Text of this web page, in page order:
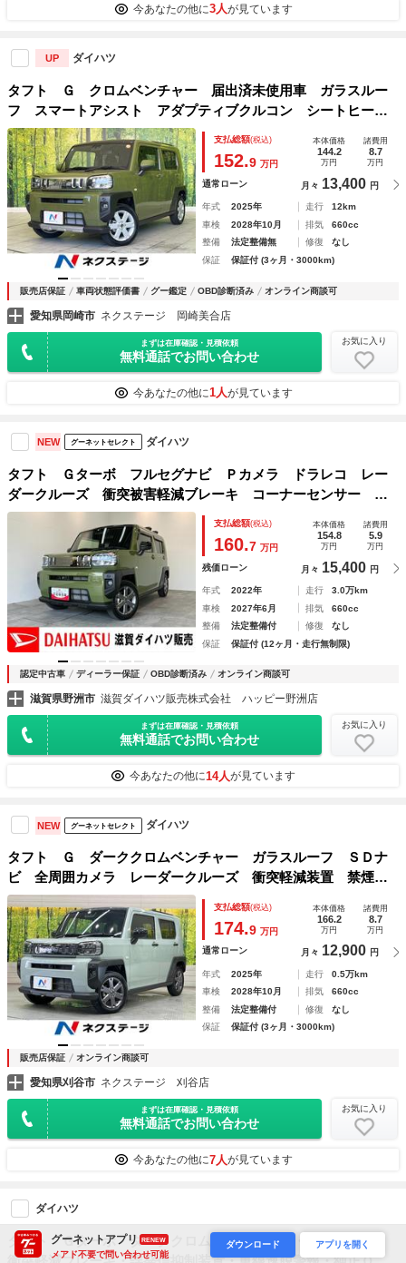
今あなたの他に3人が見ています
UP ダイハツ
タフト Ｇ クロムベンチャー 届出済未使用車 ガラスルー
フ スマートアシスト アダプティブクルコン シートヒータ
ー コーナーセンサー ＬＥＤヘッド ＬＥＤフォグ オート
ライト オートエアコン スマートキー 純正１５インチＡＷ
支払総額(税込)
152.9 万円
本体価格
144.2
万円
諸費用
8.7
万円
通常ローン 月々 13,400 円
年式 2025年 走行
12km
車検
2028年10月 排気
660cc
整備
法定整備無 修復
なし
保証
保証付 (3ヶ月・3000km)
販売店保証 車両状態評価書 グー鑑定 OBD診断済み オンライン商談可
愛知県岡崎市 ネクステージ 岡崎美合店
まずは在庫確認・見積依頼
無料通話でお問い合わせ
お気に入り
今あなたの他に1人が見ています
NEW グーネットセレクト ダイハツ
タフト Ｇターボ フルセグナビ Ｐカメラ ドラレコ レー
ダークルーズ 衝突被害軽減ブレーキ コーナーセンサー フ
ルセグナビ ＤＶＤ再生 Ｂｌｕｅｔｏｏｔｈ ＵＳＢ パノ
ラマカメラ 前後ドラレコ ＥＴＣ 前席シートヒーター Ｌ
ＥＤ レーダークルーズ キャリアシステムベース
支払総額(税込)
160.7 万円
本体価格
154.8
万円
諸費用
5.9
万円
残価ローン 月々 15,400 円
年式 2022年 走行
3.0万km
車検
2027年6月 排気
660cc
整備
法定整備付 修復
なし
保証
保証付 (12ヶ月・走行無制限)
認定中古車 ディーラー保証 OBD診断済み オンライン商談可
滋賀県野洲市 滋賀ダイハツ販売株式会社 ハッピー野洲店
まずは在庫確認・見積依頼
無料通話でお問い合わせ
お気に入り
今あなたの他に14人が見ています
NEW グーネットセレクト ダイハツ
タフト Ｇ ダーククロムベンチャー ガラスルーフ ＳＤナ
ビ 全周囲カメラ レーダークルーズ 衝突軽減装置 禁煙
車 シートヒーター コーナーセンサー スマートキー ＬＥ
Ｄヘッド ルーフレール オートライト オートエアコン 純
正ＡＷ
支払総額(税込)
174.9 万円
本体価格
166.2
万円
諸費用
8.7
万円
通常ローン 月々 12,900 円
年式 2025年 走行
0.5万km
車検
2028年10月 排気
660cc
整備
法定整備付 修復
なし
保証
保証付 (3ヶ月・3000km)
販売店保証 オンライン商談可
愛知県刈谷市 ネクステージ 刈谷店
まずは在庫確認・見積依頼
無料通話でお問い合わせ
お気に入り
今あなたの他に7人が見ています
ダイハツ
タフト Ｇターボ ダーククロムベンチャー ・鑑定済車両・
グーネットアプリ RENEW
メアド不要で問い合わせ可能
ダウンロード アプリを開く